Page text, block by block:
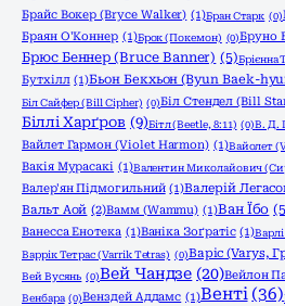
Брайс Вокер (Bryce Walker) (1)Бран Старк (0)
Браян О'Коннер (1)Брок (Покемон) (0)Бруно
Брюс Беннер (Bruce Banner) (5)Брієнна
Бутхілл (1)Бьон Бекхьон (Byun Baek-
Біл Сайфер (Bill Cipher) (0)Біл Стендел (Bill
Біллі Харґров (9)Бітл (Beetle, 8:11) (0)В. Д.
Вайлет Гармон (Violet Harmon) (1)Вайолет
Вакія Мурасакі (1)Валентин Миколайович
Валер'ян Підмогильний (1)Валерій
Вальт Аой (2)Вамм (Wammu) (1)Ван Їбо
Ванесса Енотека (1)Ваніка Зоґратіс (1)
Варрік Тетрас (Varrik Tetras) (0)Варіс (Varys,
Вей Вусянь (0)Вей Чандзе (20)Вейлон
Венбара (0)Венздей Аддамс (1)Венті (36)